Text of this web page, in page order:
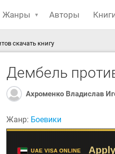
Жанры Авторы
скачать книгу
Дембель
Ахроменко Владислав
Жанр: Боевики